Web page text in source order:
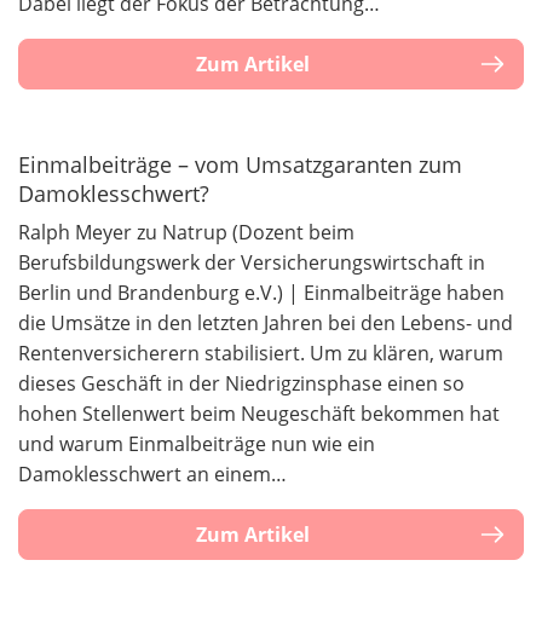
Zum Artikel
Einmalbeiträge – vom Umsatzgaranten zum
Damoklesschwert?
Ralph Meyer zu Natrup (Dozent beim
Berufsbildungswerk der Versicherungswirtschaft in
Berlin und Brandenburg e.V.) | Einmalbeiträge haben
die Umsätze in den letzten Jahren bei den Lebens- und
Rentenversicherern stabilisiert. Um zu klären, warum
dieses Geschäft in der Niedrigzinsphase einen so
hohen Stellenwert beim Neugeschäft bekommen hat
und warum Einmalbeiträge nun wie ein
Damoklesschwert an einem…
Zum Artikel